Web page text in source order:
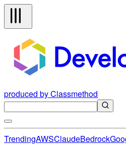
produced by Classmethod
TrendingAWSClaudeBedrock